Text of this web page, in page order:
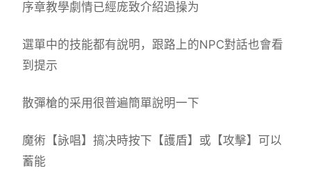
序章教學劇情已經庞致介紹過操为
選單中的技能都有說明，跟路上的NPC對話也會看
到提示
散彈槍的采用很普遍簡單說明一下
魔術【詠唱】搞决時按下【護盾】或【攻擊】可以
蓄能